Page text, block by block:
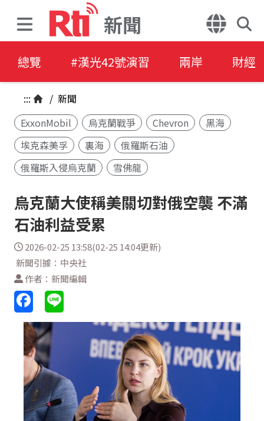
新聞
總覽 #漢光42號演習 兩岸 財經
::: / 新聞
ExxonMobil
烏克蘭戰爭 Chevron
黑海
埃克森美孚
裏海
俄羅斯石油
俄羅斯入侵烏克蘭
雪佛龍
烏克蘭大使稱美關切對俄空襲 不滿
石油利益受累
2026-02-25 13:58(02-25 14:04更新)
新聞引據：中央社
作者：新聞編輯